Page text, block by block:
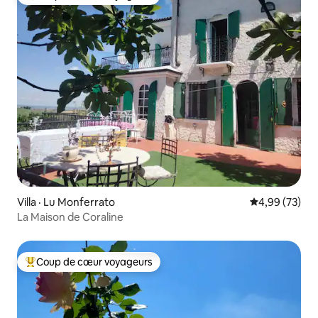
Villa · Lu Monferrato Note
4,99 (73)
La Maison de Coraline
Coup de cœur voyageurs parmi les plus aimés
Coup de cœur voyageurs